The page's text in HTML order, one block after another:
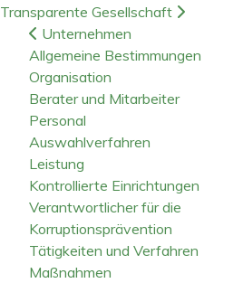
Transparente Gesellschaft
Unternehmen
Allgemeine Bestimmungen
Organisation
Berater und Mitarbeiter
Personal
Auswahlverfahren
Leistung
Kontrollierte Einrichtungen
Verantwortlicher für die
Korruptionsprävention
Tätigkeiten und Verfahren
Maßnahmen